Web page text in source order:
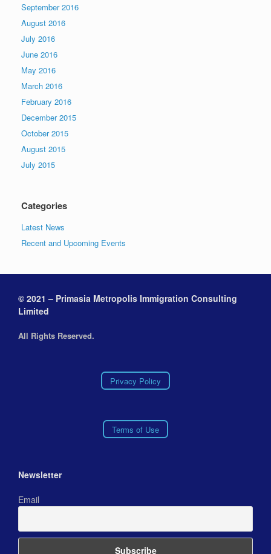
September 2016
August 2016
July 2016
June 2016
May 2016
March 2016
February 2016
December 2015
October 2015
August 2015
July 2015
Categories
Latest News
Recent and Upcoming Events
© 2021 – Primasia Metropolis Immigration Consulting
Limited
All Rights Reserved.
Privacy Policy
Terms of Use
Newsletter
Email